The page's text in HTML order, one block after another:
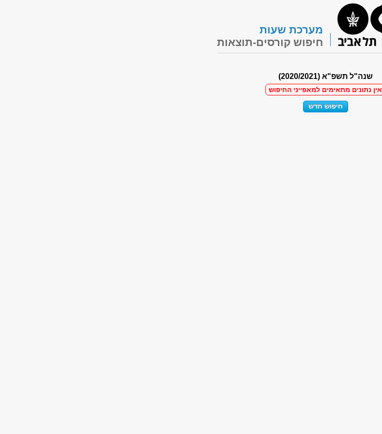
מערכת שעות
חיפוש קורסים-תוצאות
שנה"ל תשפ"א (2020/2021)
אין נתונים מתאימים למאפייני החיפוש
חיפוש חדש